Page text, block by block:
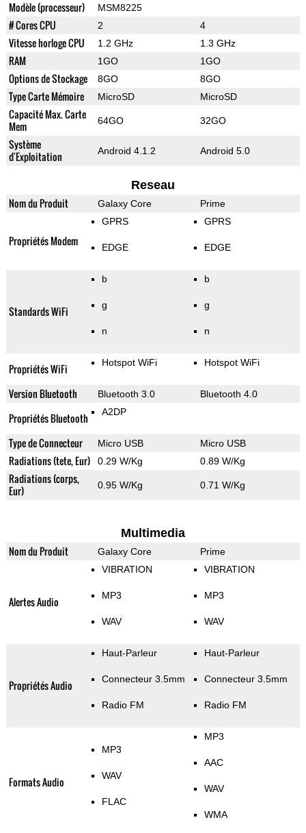
Modèle (processeur) MSM8225
# Cores CPU 2 4
Vitesse horloge CPU 1.2 GHz 1.3 GHz
RAM 1GO 1GO
Options de Stockage 8GO 8GO
Type Carte Mémoire MicroSD MicroSD
Capacité Max. Carte
Mem
64GO 32GO
Système
d'Exploitation
Android 4.1.2 Android 5.0
Reseau
Nom du Produit Galaxy Core Prime
Propriétés Modem
GPRS
EDGE
GPRS
EDGE
Standards WiFi
b
g
n
b
g
n
Propriétés WiFi Hotspot WiFi Hotspot WiFi
Version Bluetooth Bluetooth 3.0 Bluetooth 4.0
Propriétés Bluetooth A2DP
Type de Connecteur Micro USB Micro USB
Radiations (tete, Eur) 0.29 W/Kg 0.89 W/Kg
Radiations (corps,
Eur)
0.95 W/Kg 0.71 W/Kg
Multimedia
Nom du Produit Galaxy Core Prime
Alertes Audio
VIBRATION
MP3
WAV
VIBRATION
MP3
WAV
Propriétés Audio
Haut-Parleur
Connecteur 3.5mm
Radio FM
Haut-Parleur
Connecteur 3.5mm
Radio FM
Formats Audio
MP3
WAV
FLAC
MP3
AAC
WAV
WMA